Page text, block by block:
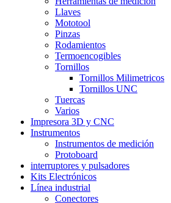
Llaves
Mototool
Pinzas
Rodamientos
Termoencogibles
Tornillos
Tornillos Milimetricos
Tornillos UNC
Tuercas
Varios
Impresora 3D y CNC
Instrumentos
Instrumentos de medición
Protoboard
interruptores y pulsadores
Kits Electrónicos
Línea industrial
Conectores